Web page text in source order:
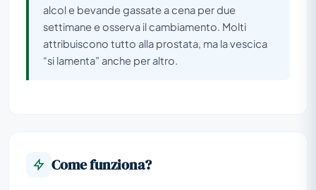
alcol e bevande gassate a cena per due
settimane e osserva il cambiamento. Molti
attribuiscono tutto alla prostata, ma la vescica
“si lamenta” anche per altro.
Come funziona?